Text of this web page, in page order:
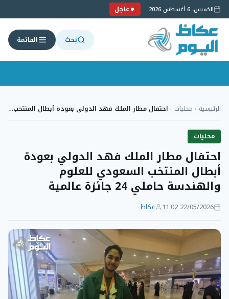
الخميس، 6 أغسطس 2026 عاجل
بحث القائمة
إلىالرئيسية › محليات › احتفال مطار الملك فهد الدولي بعودة أبطال المنتخب…
محليات
احتفال مطار الملك فهد الدولي بعودة
أبطال المنتخب السعودي للعلوم
والهندسة حاملي 24 جائزة عالمية
22/05/2026 11:02 عكاظ